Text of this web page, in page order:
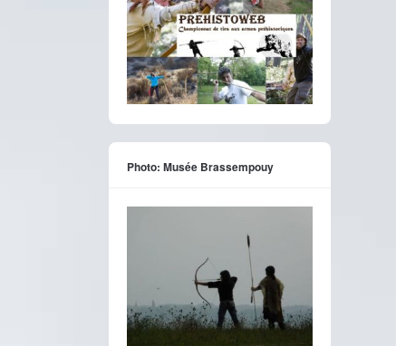
Photo: Musée Brassempouy